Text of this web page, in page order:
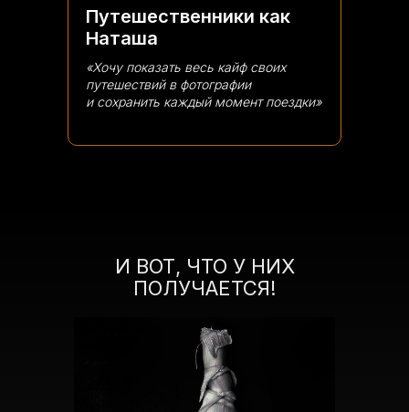
«Хочу показать весь кайф своих
путешествий в фотографии
и сохранить каждый момент поездки»
Путешественники как
Наташа
И ВОТ, ЧТО У НИХ
ПОЛУЧАЕТСЯ!